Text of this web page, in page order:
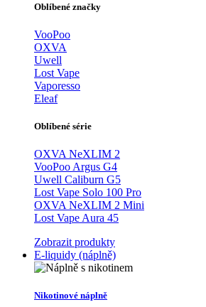
Oblíbené značky
VooPoo
OXVA
Uwell
Lost Vape
Vaporesso
Eleaf
Oblíbené série
OXVA NeXLIM 2
VooPoo Argus G4
Uwell Caliburn G5
Lost Vape Solo 100 Pro
OXVA NeXLIM 2 Mini
Lost Vape Aura 45
Zobrazit produkty
E-liquidy (náplně)
Nikotinové náplně